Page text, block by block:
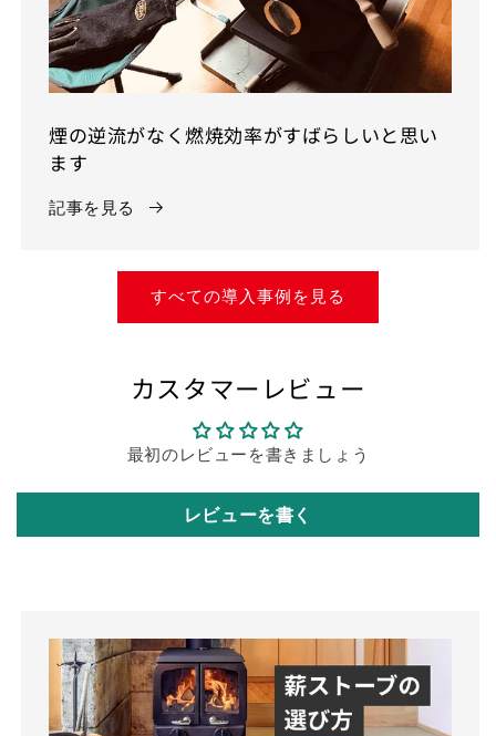
煙の逆流がなく燃焼効率がすばらしいと思い
ます
記事を見る
すべての導入事例を見る
カスタマーレビュー
最初のレビューを書きましょう
レビューを書く